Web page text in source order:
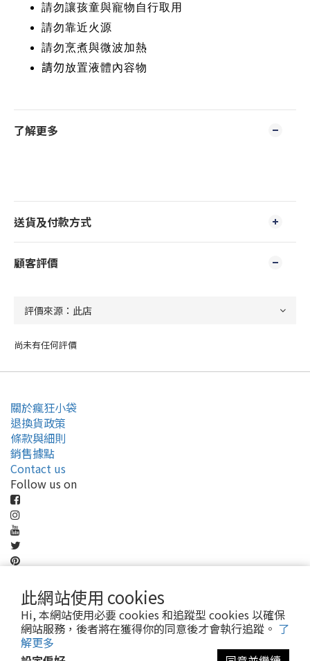
此網站使用 cookies
Hi, 本網站使用必要 cookies 和追蹤型 cookies 以確保
網站服務，後者將在獲得你的同意後才會執行追蹤。 了
解更多
請勿讓孩童與寵物自行取用
請勿靠近火源
請勿烹煮與微波加熱
請勿放置液體內容物
了解更多
送貨及付款方式
顧客評價
尚未有任何評價
關於瘋狂小袋
退換貨政策
條款與細則
銷售據點
Contact us
Follow us on
Pay securely with